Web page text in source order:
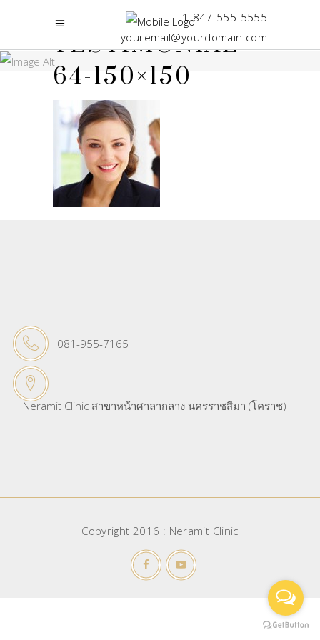
1-847-555-5555
youremail@yourdomain.com
TESTIMONIAL-
64-150×150
081-955-7165
Neramit Clinic สาขาหน้าศาลากลาง นครราชสีมา (โคราช)
Copyright 2016 : Neramit Clinic